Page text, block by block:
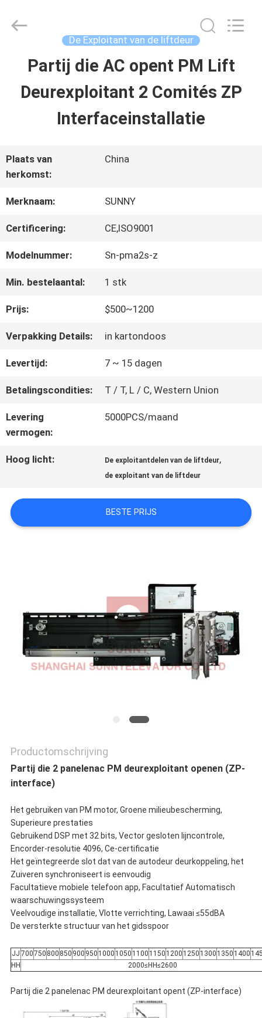
HUIS
PRODUCTEN
VIDEO'S
ONGEVEER
ONS
KWALITEITSCONTROLE
CONTACTEER
ONS
NIEUWS
GEVALLEN
SITEMAP
SUNNY
ELEVATOR
De Exploitant van de liftdeur
Partij die AC opent PM Lift
Deurexploitant 2 Comités ZP
Interfaceinstallatie
Plaats van
herkomst:
China
Merknaam: SUNNY
Certificering: CE,ISO9001
Modelnummer: Sn-pma2s-z
Min. bestelaantal: 1 stk
Prijs: $500~1200
Verpakking Details: in kartondoos
Levertijd: 7 ~ 15 dagen
Betalingscondities: T / T, L / C, Western Union
Levering
vermogen:
5000PCS/maand
Hoog licht: De exploitantdelen van de liftdeur,
de exploitant van de liftdeur
BESTE PRIJS
Productomschrijving
Partij die 2 panelenac PM deurexploitant openen (ZP-
interface)
Het gebruiken van PM motor, Groene milieubescherming,
Superieure prestaties
Gebruikend DSP met 32 bits, Vector gesloten lijncontrole,
Encorder-resolutie 4096, Ce-certificatie
Het geïntegreerde slot dat van de autodeur deurkoppeling, het
Zuiveren synchroniseert is eenvoudig
Facultatieve mobiele telefoon app, Facultatief Automatisch
waarschuwingssysteem
Veelvoudige installatie, Vlotte verrichting, Lawaai ≤55dBA
De versterkte structuur van het gidsspoor
JJ 700750 800 850 900 950 1000 1050 1100 1150 1200 1250 1300 1350 1400
HH
2000≤HH≤2600
Partij die 2 panelenac PM deurexploitant opent (ZP-interface)